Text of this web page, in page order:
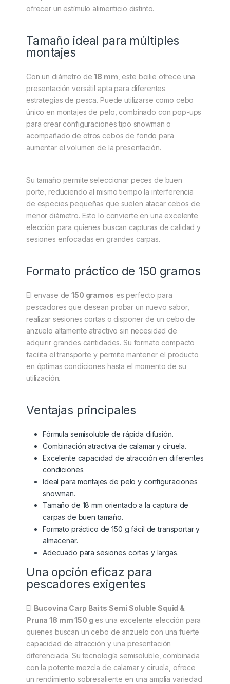
ofrecer un estímulo alimenticio distinto.
Tamaño ideal para múltiples
montajes
Con un diámetro de18 mm , este boilie ofrece una
presentación versátil apta para diferentes
estrategias de pesca. Puede utilizarse como cebo
único en montajes de pelo, combinado con pop-ups
para crear configuraciones tipo snowman o
acompañado de otros cebos de fondo para
aumentar el volumen de la presentación.
Su tamaño permite seleccionar peces de buen
porte, reduciendo al mismo tiempo la interferencia
de especies pequeñas que suelen atacar cebos de
menor diámetro. Esto lo convierte en una excelente
elección para quienes buscan capturas de calidad y
sesiones enfocadas en grandes carpas.
Formato práctico de 150 gramos
El envase de150 gramos es perfecto para
pescadores que desean probar un nuevo sabor,
realizar sesiones cortas o disponer de un cebo de
anzuelo altamente atractivo sin necesidad de
adquirir grandes cantidades. Su formato compacto
facilita el transporte y permite mantener el producto
en óptimas condiciones hasta el momento de su
utilización.
Ventajas principales
Fórmula semisoluble de rápida difusión.
Combinación atractiva de calamar y ciruela.
Excelente capacidad de atracción en diferentes
condiciones.
Ideal para montajes de pelo y configuraciones
snowman.
Tamaño de 18 mm orientado a la captura de
carpas de buen tamaño.
Formato práctico de 150 g fácil de transportar y
almacenar.
Adecuado para sesiones cortas y largas.
Una opción eficaz para
pescadores exigentes
El Bucovina Carp Baits Semi Soluble Squid &
Pruna 18 mm 150 g es una excelente elección para
quienes buscan un cebo de anzuelo con una fuerte
capacidad de atracción y una presentación
diferenciada. Su tecnología semisoluble, combinada
con la potente mezcla de calamar y ciruela, ofrece
un rendimiento sobresaliente en una amplia variedad